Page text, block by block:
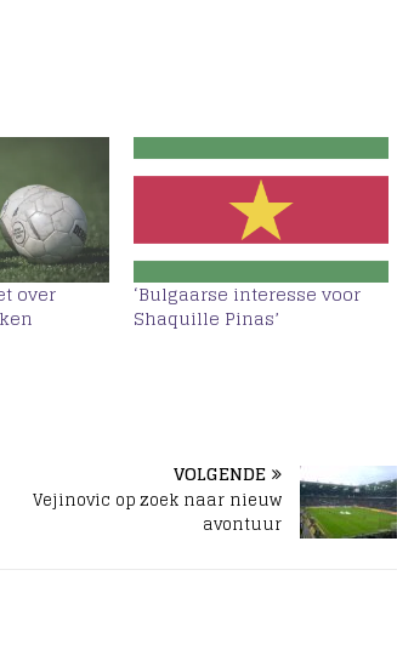
over
‘Bulgaarse interesse voor
Shaquille Pinas’
VOLGENDE
Vejinovic op zoek naar nieuw
avontuur